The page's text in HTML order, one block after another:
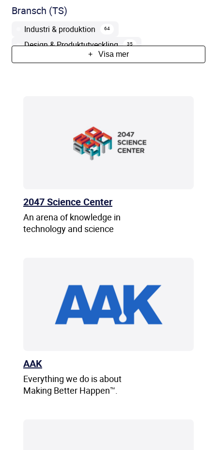
Bransch (TS)
Industri & produktion 64
Design & Produktutveckling 35
IT & Programmering Energi
3 Elektronik
Bank och Finans
+ Visa mer
2047 Science Center
An arena of knowledge in
technology and science
AAK
Everything we do is about
Making Better Happen™.